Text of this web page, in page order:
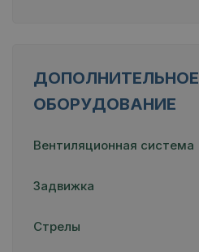
ДОПОЛНИТЕЛЬНОЕ
ОБОРУДОВАНИЕ
Вентиляционная система
Задвижка
Стрелы